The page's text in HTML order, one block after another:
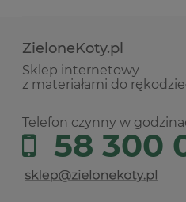
ZieloneKoty.pl
Sklep internetowy
z materiałami do
Telefon czynny w
58 300